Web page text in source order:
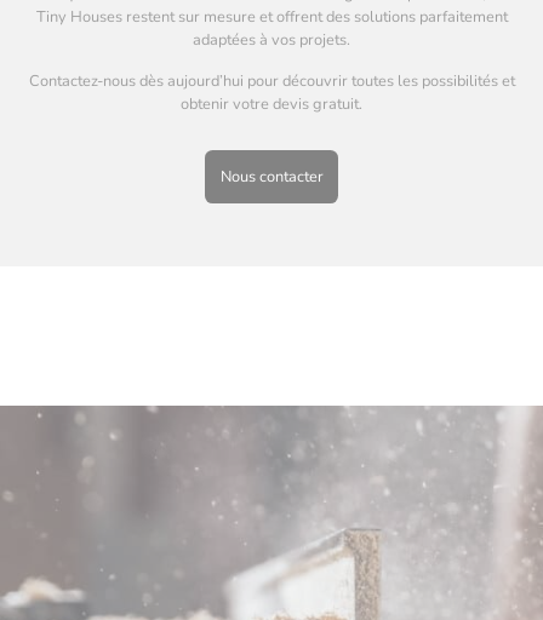
Tiny Houses restent sur mesure et offrent des solutions parfaitement
adaptées à vos projets.
Contactez-nous dès aujourd’hui pour découvrir toutes les possibilités et
obtenir votre devis gratuit.
Nous contacter